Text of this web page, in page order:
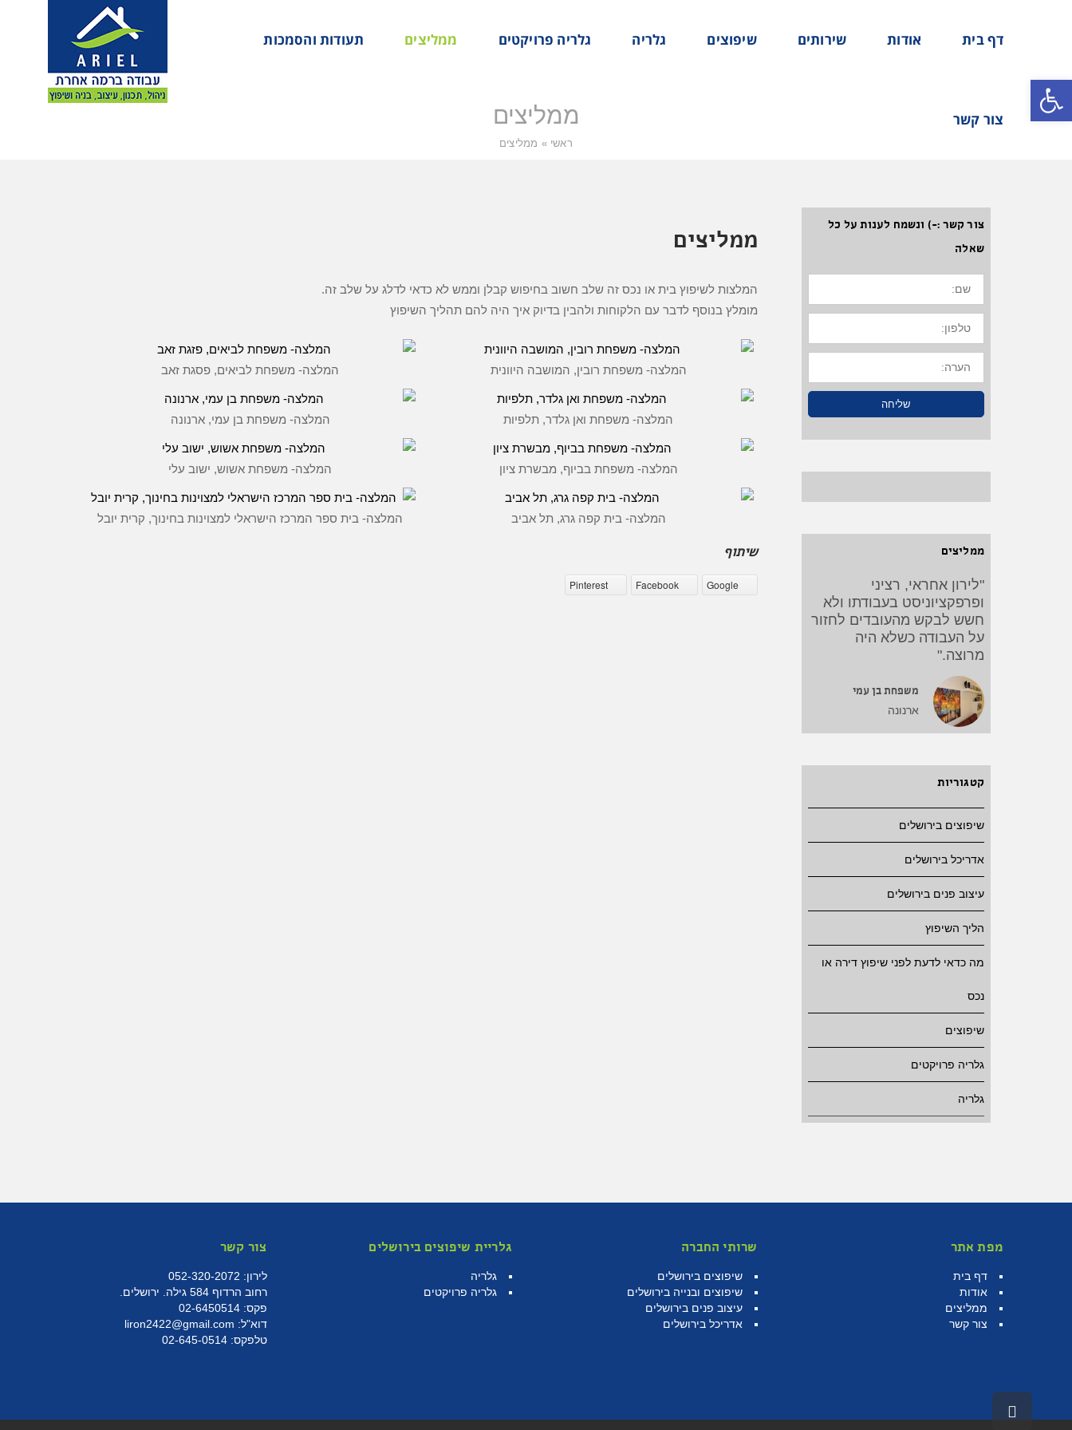
פתח סרגל נגישות
דף בית אודות שירותים שיפוצים גלריה גלריה פרויקטים ממליצים תעודות והסמכות
צור קשר ממליצים
ראשי » ממליצים
ממליצים
המלצות לשיפוץ בית או נכס זה שלב חשוב בחיפוש קבלן וממש לא כדאי לדלג על שלב זה.
מומלץ בנוסף לדבר עם הלקוחות ולהבין בדיוק איך היה להם תהליך השיפוץ
המלצה- משפחת רובין, המושבה היוונית המלצה- משפחת לביאים, פסגת זאב
המלצה- משפחת ואן גלדר, תלפיות המלצה- משפחת בן עמי, ארנונה
המלצה- משפחת בביוף, מבשרת ציון המלצה- משפחת אשוש, ישוב עלי
המלצה- בית קפה גרג, תל אביב המלצה- בית ספר המרכז הישראלי למצוינות בחינוך, קרית יובל
שיתוף
Google
Facebook
Pinterest
צור קשר :-) ונשמח לענות על כל
שאלה
שם:
טלפון:
הערה:
שליחה
ממליצים
"לירון אחראי, רציני
ופרפקציוניסט בעבודתו ולא
חשש לבקש מהעובדים לחזור
על העבודה כשלא היה
מרוצה."
משפחת בן עמי
ארנונה
"העבודות נוהלו ובוצעו ע"י
לירון במקצועיות ובמהירות,
ללא חריגה ממסגרת הזמנים
שנקבעה והכל נעשה בשלווה
ובניחותא"
משפחת בביוף
מבשרת ציון
קטגוריות
שיפוצים בירושלים
אדריכל בירושלים
עיצוב פנים בירושלים
הליך השיפוץ
מה כדאי לדעת לפני שיפוץ דירה או
נכס
שיפוצים
גלריה פרויקטים
גלריה
מפת אתר
דף בית
אודות
ממליצים
צור קשר
שרותי החברה
שיפוצים בירושלים
שיפוצים ובנייה בירושלים
עיצוב פנים בירושלים
אדריכל בירושלים
גלריית שיפוצים בירושלים
גלריה
גלריה פרויקטים
צור קשר
לירון: 052-320-2072
רחוב הרדוף 584 גילה. ירושלים.
פקס:02-6450514
דוא"ל: liron2422@gmail.com
טלפקס:02-645-0514